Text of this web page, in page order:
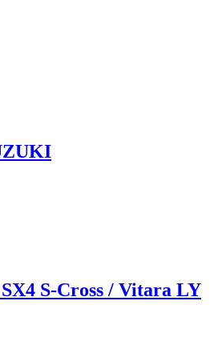
S-Cross / Vitara LY